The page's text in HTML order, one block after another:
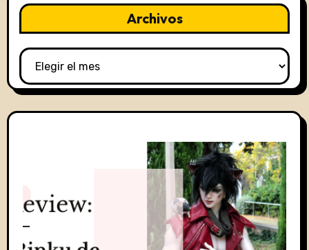
Archivos
Archivos